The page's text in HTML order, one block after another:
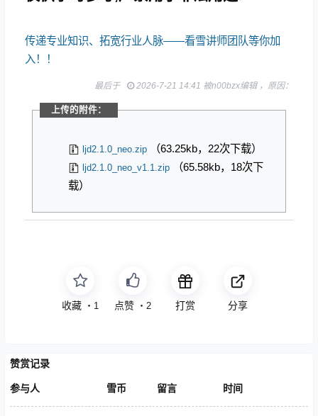
传递专业知识、拓宽行业人脉——看雪讲师团队等你加
入！！
最后于 2026-7-21 14:41 被n00bzx编辑 ，原因：
上传的附件：
ljd2.1.0_neo.zip （63.25kb，22次下载）
ljd2.1.0_neo_v1.1.zip
（65.58kb，18次下
载）
收藏 ・ 1 点赞 ・ 2 打赏 分享
赞赏记录
参与人 雪币 留言 时间